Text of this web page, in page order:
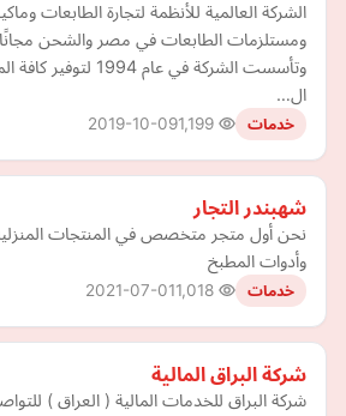
الشركة العالمية للأنظمة لتجارة الطابعات
ومستلزمات الطابعات في مصر والشحن مجانًا
وتأسست الشركة في عام
ال…
خدمات 2019-10-09
شهبندر التجار
نحن أول متجر متخصص في المنتجات
وأدوات المطبخ
خدمات 2021-07-01
شركة البراق المالية